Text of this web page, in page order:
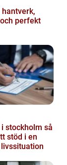
perfekt
så
stöd i en